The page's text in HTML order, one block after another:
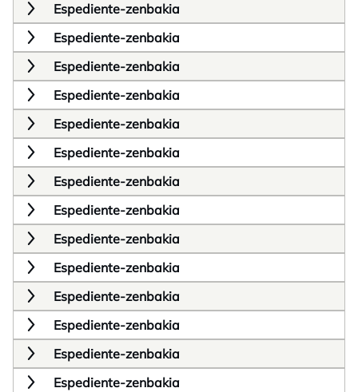
Espediente-zenbakia
Espediente-zenbakia
Espediente-zenbakia
Espediente-zenbakia
Espediente-zenbakia
Espediente-zenbakia
Espediente-zenbakia
Espediente-zenbakia
Espediente-zenbakia
Espediente-zenbakia
Espediente-zenbakia
Espediente-zenbakia
Espediente-zenbakia
Espediente-zenbakia